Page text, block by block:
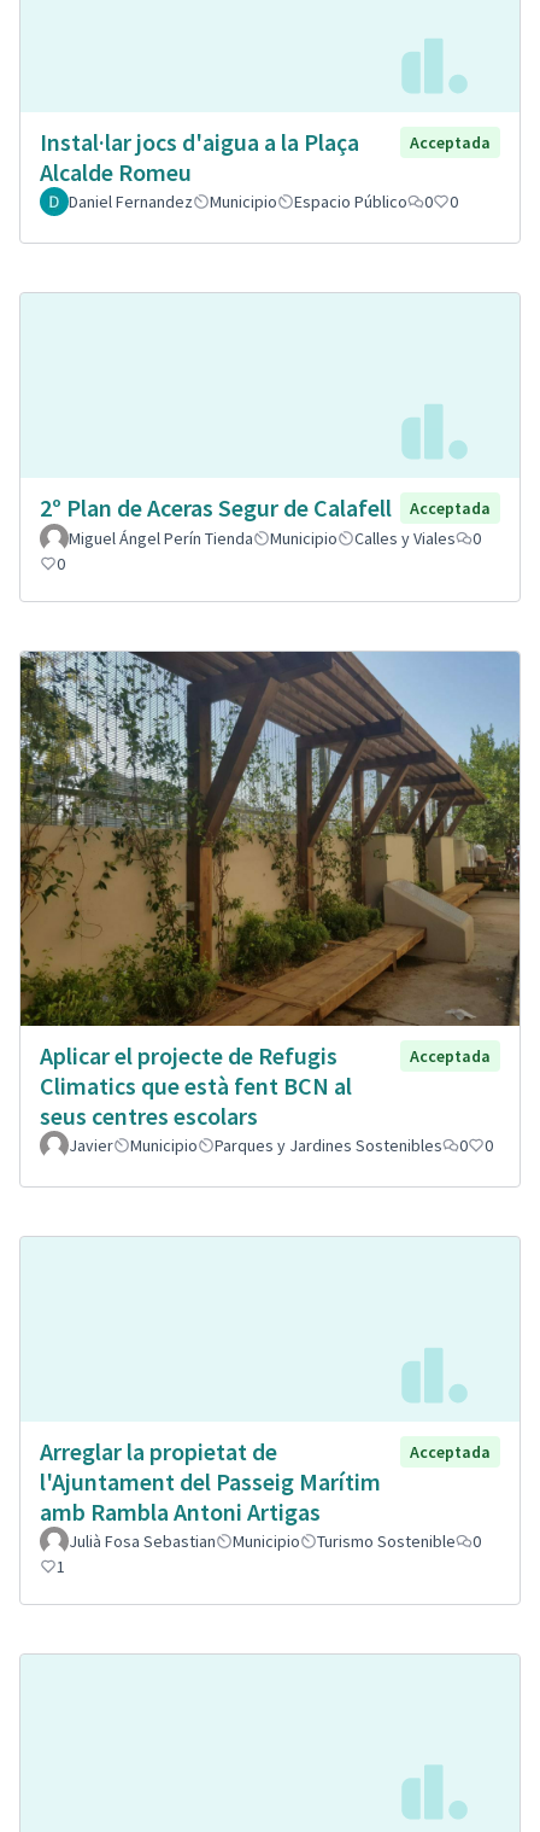
Instal·lar jocs d'aigua a la Plaça
Alcalde Romeu
Acceptada
Daniel Fernandez Municipio Espacio Público 0 0
2º Plan de Aceras Segur de Calafell
Acceptada
Miguel Ángel Perín Tienda
Municipio Calles y Viales
0
0
Aplicar el projecte de Refugis
Climatics que està fent BCN al
seus centres escolars
Acceptada
Javier Municipio Parques y Jardines Sostenibles 0 0
Arreglar la propietat de
l'Ajuntament del Passeig Marítim
amb Rambla Antoni Artigas
Acceptada
Julià Fosa Sebastian Municipio Turismo Sostenible
0
1